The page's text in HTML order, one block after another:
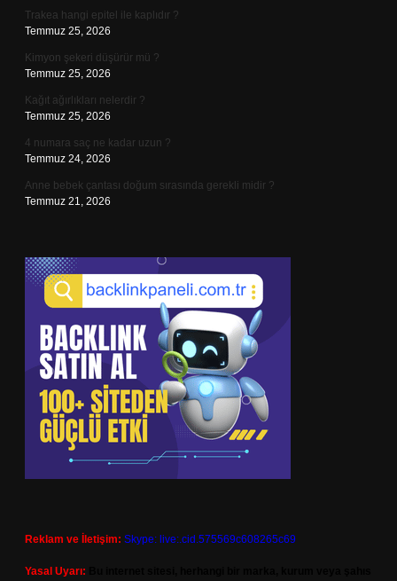
Trakea hangi epitel ile kaplıdır ?
Temmuz 25, 2026
Kimyon şekeri düşürür mü ?
Temmuz 25, 2026
Kağıt ağırlıkları nelerdir ?
Temmuz 25, 2026
4 numara saç ne kadar uzun ?
Temmuz 24, 2026
Anne bebek çantası doğum sırasında gerekli midir ?
Temmuz 21, 2026
Reklam ve İletişim: Skype: live:.cid.575569c608265c69
Yasal Uyarı: